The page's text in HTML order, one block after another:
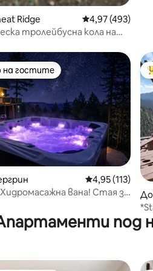
Ridge Средна оценка:
4,97 (493)
тролейбусна кола на
5, 133 отзива
избор на гостите
на гостите
Средна
4,95 (113)
вана! Стая за
под